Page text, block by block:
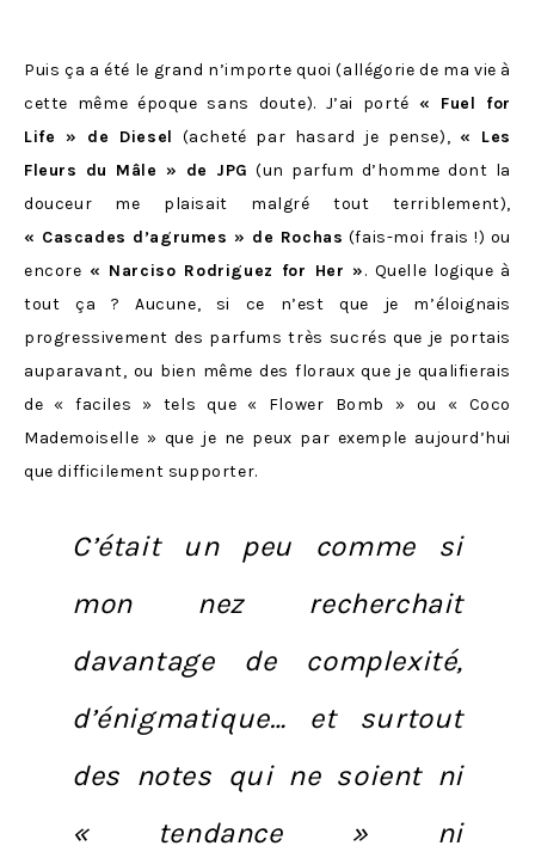
Puis ça a été le grand n’importe quoi (allégorie de ma vie à
cette même époque sans doute). J’ai porté « Fuel for
Life » de Diesel (acheté par hasard je pense), « Les
Fleurs du Mâle » de JPG (un parfum d’homme dont la
douceur me plaisait malgré tout terriblement),
« Cascades d’agrumes » de Rochas (fais-moi frais !) ou
encore « Narciso Rodriguez for Her ». Quelle logique à
tout ça ? Aucune, si ce n’est que je m’éloignais
progressivement des parfums très sucrés que je portais
auparavant, ou bien même des floraux que je qualifierais
de « faciles » tels que « Flower Bomb » ou « Coco
Mademoiselle » que je ne peux par exemple aujourd’hui
que difficilement supporter.
C’était un peu comme si
mon nez recherchait
davantage de complexité,
d’énigmatique… et surtout
des notes qui ne soient ni
« tendance » ni